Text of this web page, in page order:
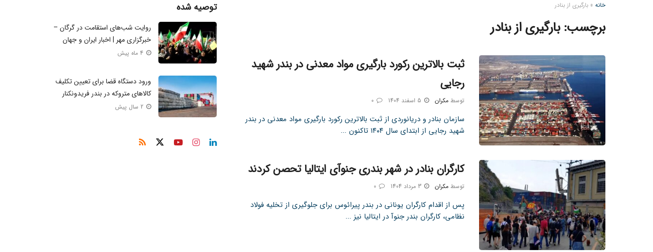
خانه »بارگیری از بنادر
برچسب:بارگیری از بنادر
ثبت بالاترین رکورد بارگیری مواد معدنی در بندر شهید
رجایی
توسط مکران 0
سازمان بنادر و دریانوردی از ثبت بالاترین رکورد بارگیری مواد معدنی در بندر
شهید رجایی از ابتدای سال ۱۴۰۴ تاکنون ...
کارگران بنادر در شهر بندری جنوآی ایتالیا تحصن کردند
توسط مکران 3 مرداد 1404 0
پس از اقدام کارگران یونانی در بندر پیرائوس برای جلوگیری از تخلیه فولاد
نظامی، کارگران بندر جنوآ در ایتالیا نیز ...
توصیه شده
روایت شب‌های استقامت در گرگان –
خبرگزاری مهر | اخبار ایران و جهان
4 ماه پیش
ورود دستگاه قضا برای تعیین تکلیف
کالاهای متروکه در بندر فریدونکنار
2 سال پیش